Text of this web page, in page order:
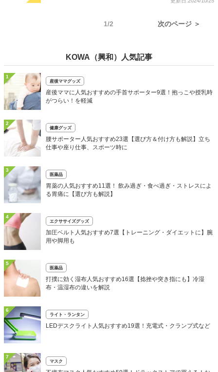
1/2 次のページ ＞
KOWA（興和）人気記事
1
産後ママグッズ
産後ママに人気おすすめの手首サポーター9選！抱っこや授乳時
がつらい！を軽減
2
健康グッズ
腰サポーター人気おすすめ23選【選び方＆付け方も解説】立ち
仕事や座り仕事、スポーツ時に
3
医薬品
胃薬の人気おすすめ11選！ 飲み過ぎ・食べ過ぎ・ストレスによ
る胃痛に【選び方も解説】
4
エクササイズグッズ
加圧ベルト人気おすすめ7選【トレーニング・ダイエットに】腕
用や脚用も
5
医薬品
打撲に効く湿布人気おすすめ16選【捻挫や突き指にも】冷湿
布・温湿布の違いを解説
6
ライト・ランタン
LEDデスクライト人気おすすめ19選！充電式・クランプ式など
7
マスク